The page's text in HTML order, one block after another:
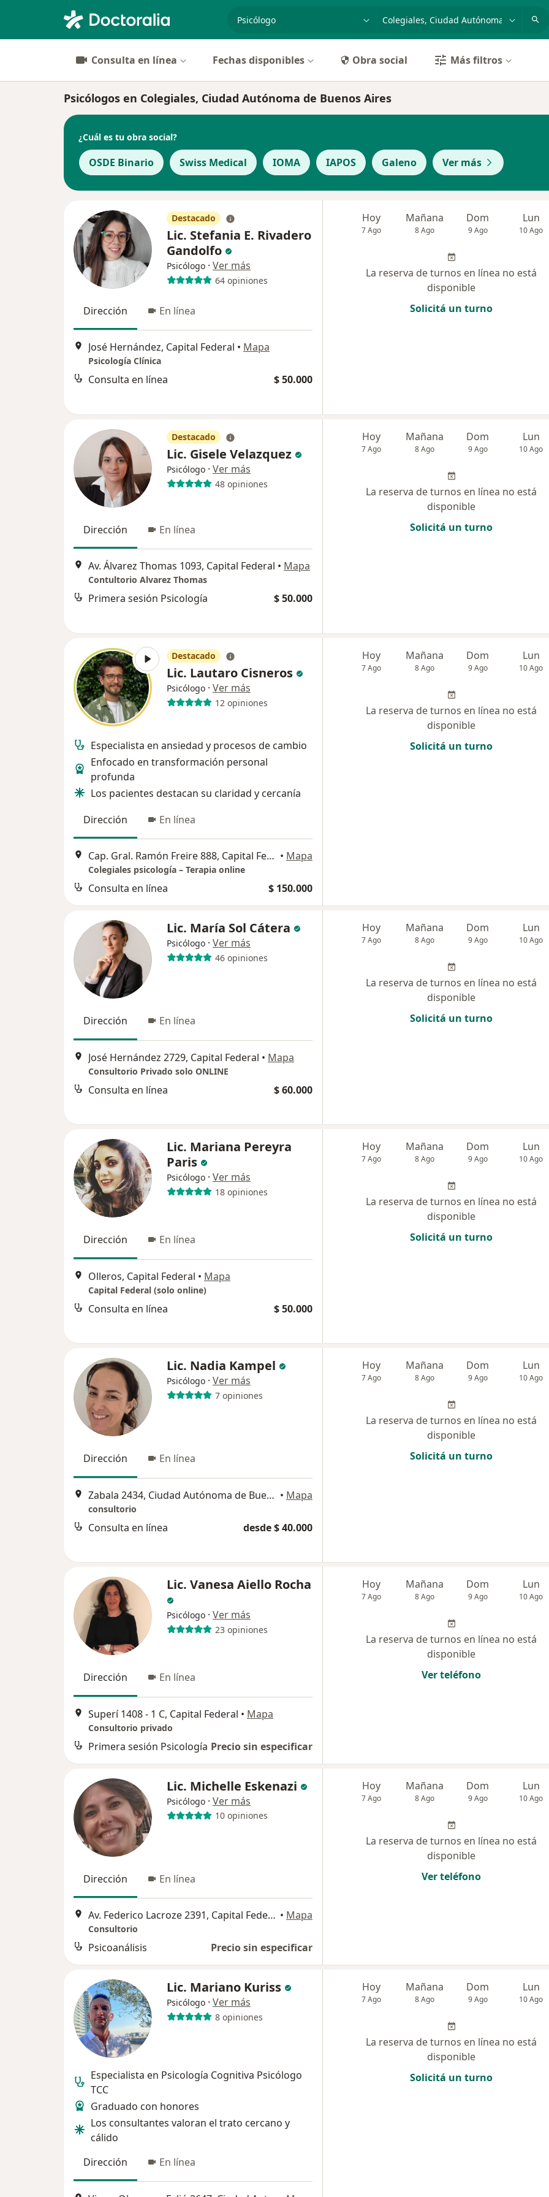
especialidad, enfermedad o nombre
Consulta en línea Fechas disponibles Obra social Más filtros
Psicólogos en Colegiales, Ciudad Autónoma de Buenos Aires
¿Cuál es tu obra social?
OSDE Binario Swiss Medical IOMA IAPOS Galeno Ver más
Destacado
Lic. Stefania E. Rivadero
Gandolfo
Psicólogo · Ver más
64 opiniones
Dirección En línea
José Hernández, Capital Federal • Mapa
Psicología Clínica
Consulta en línea $ 50.000
Hoy
7 Ago
Mañana
8 Ago
Dom
9 Ago
Lun
10 Ago
La reserva de turnos en línea no está
disponible
Solicitá un turno
Destacado
Lic. Gisele Velazquez
Psicólogo · Ver más
48 opiniones
Dirección En línea
Av. Álvarez Thomas 1093, Capital Federal • Mapa
Contultorio Alvarez Thomas
Primera sesión Psicología $ 50.000
Hoy
7 Ago
Mañana
8 Ago
Dom
9 Ago
Lun
10 Ago
La reserva de turnos en línea no está
disponible
Solicitá un turno
Destacado
Lic. Lautaro Cisneros
Psicólogo · Ver más
12 opiniones
Especialista en ansiedad y procesos de cambio
Enfocado en transformación personal
profunda
Los pacientes destacan su claridad y cercanía
Dirección
En línea
Cap. Gral. Ramón Freire 888, Capital Federal • Mapa
Colegiales psicología – Terapia online
Consulta en línea $ 150.000
Hoy
7 Ago
Mañana
8 Ago
Dom
9 Ago
Lun
10 Ago
La reserva de turnos en línea no está
disponible
Solicitá un turno
Lic. María Sol Cátera
Psicólogo · Ver más
46 opiniones
Dirección En línea
José Hernández 2729, Capital Federal • Mapa
Consultorio Privado solo ONLINE
Consulta en línea $ 60.000
Hoy
7 Ago
Mañana
8 Ago
Dom
9 Ago
Lun
10 Ago
La reserva de turnos en línea no está
disponible
Solicitá un turno
Lic. Mariana Pereyra
Paris
Psicólogo · Ver más
18 opiniones
Dirección En línea
Olleros, Capital Federal • Mapa
Capital Federal (solo online)
Consulta en línea $ 50.000
Hoy
7 Ago
Mañana
8 Ago
Dom
9 Ago
Lun
10 Ago
La reserva de turnos en línea no está
disponible
Solicitá un turno
Lic. Nadia Kampel
Psicólogo · Ver más
7 opiniones
Dirección En línea
Zabala 2434, Ciudad Autónoma de Buenos Aires • Mapa
consultorio
Consulta en línea desde $ 40.000
Hoy
7 Ago
Mañana
8 Ago
Dom
9 Ago
Lun
10 Ago
La reserva de turnos en línea no está
disponible
Solicitá un turno
Lic. Vanesa Aiello Rocha
Psicólogo · Ver más
23 opiniones
Dirección En línea
Superí 1408 - 1 C, Capital Federal • Mapa
Consultorio privado
Primera sesión Psicología Precio sin especificar
Hoy
7 Ago
Mañana
8 Ago
Dom
9 Ago
Lun
10 Ago
La reserva de turnos en línea no está
disponible
Ver teléfono
Lic. Michelle Eskenazi
Psicólogo · Ver más
10 opiniones
Dirección En línea
Av. Federico Lacroze 2391, Capital Federal • Mapa
Consultorio
Psicoanálisis Precio sin especificar
Hoy
7 Ago
Mañana
8 Ago
Dom
9 Ago
Lun
10 Ago
La reserva de turnos en línea no está
disponible
Ver teléfono
Lic. Mariano Kuriss
Psicólogo · Ver más
8 opiniones
Especialista en Psicología Cognitiva Psicólogo
TCC
Graduado con honores
Los consultantes valoran el trato cercano y
cálido
Dirección
En línea
Hoy
7 Ago
Mañana
8 Ago
Dom
9 Ago
Lun
10 Ago
La reserva de turnos en línea no está
disponible
Solicitá un turno